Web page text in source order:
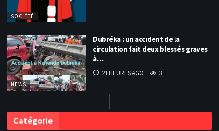
SOCIÉTÉ
NEWS
Dubréka : un accident de la
circulation fait deux blessés graves
à…
21 HEURES AGO 3
Catégorie